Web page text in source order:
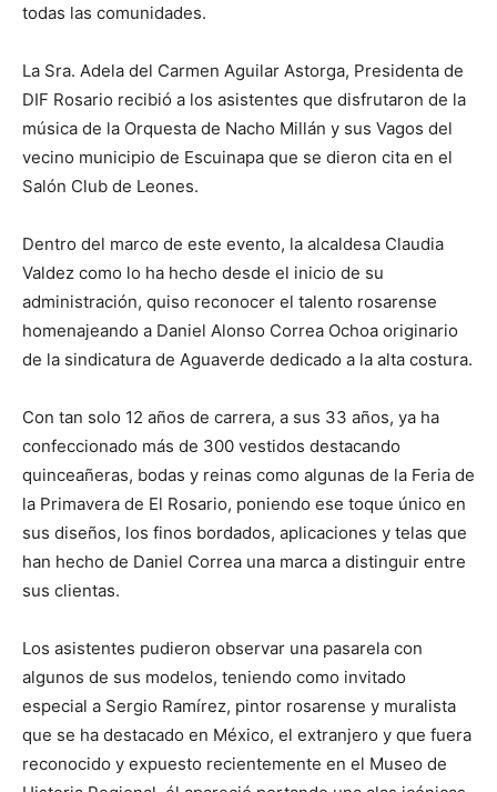
todas las comunidades.
La Sra. Adela del Carmen Aguilar Astorga, Presidenta de
DIF Rosario recibió a los asistentes que disfrutaron de la
música de la Orquesta de Nacho Millán y sus Vagos del
vecino municipio de Escuinapa que se dieron cita en el
Salón Club de Leones.
Dentro del marco de este evento, la alcaldesa Claudia
Valdez como lo ha hecho desde el inicio de su
administración, quiso reconocer el talento rosarense
homenajeando a Daniel Alonso Correa Ochoa originario
de la sindicatura de Aguaverde dedicado a la alta costura.
Con tan solo 12 años de carrera, a sus 33 años, ya ha
confeccionado más de 300 vestidos destacando
quinceañeras, bodas y reinas como algunas de la Feria de
la Primavera de El Rosario, poniendo ese toque único en
sus diseños, los finos bordados, aplicaciones y telas que
han hecho de Daniel Correa una marca a distinguir entre
sus clientas.
Los asistentes pudieron observar una pasarela con
algunos de sus modelos, teniendo como invitado
especial a Sergio Ramírez, pintor rosarense y muralista
que se ha destacado en México, el extranjero y que fuera
reconocido y expuesto recientemente en el Museo de